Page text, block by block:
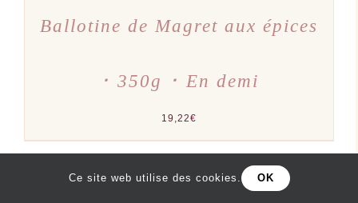
Ballotine de Magret aux épices
･ 350g ･ En demi
19,22€
Ce site web utilise des cookies. OK